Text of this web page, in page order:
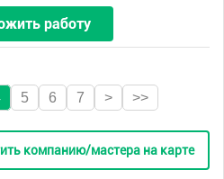
работу
5 6 7 > >>
компанию/мастера на карте